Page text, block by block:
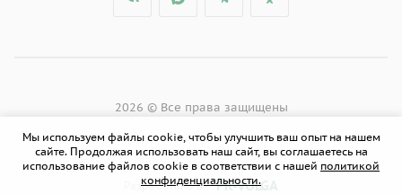
2026 © Все права защищены
Разработано в PR-VOLGA
Мы используем файлы cookie, чтобы улучшить ваш опыт на нашем
сайте. Продолжая использовать наш сайт, вы соглашаетесь на
использование файлов cookie в соответствии с нашей политикой
конфиденциальности.